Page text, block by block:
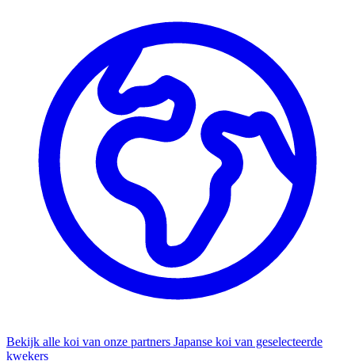
Bekijk alle koi van onze partners Japanse koi van geselecteerde
kwekers